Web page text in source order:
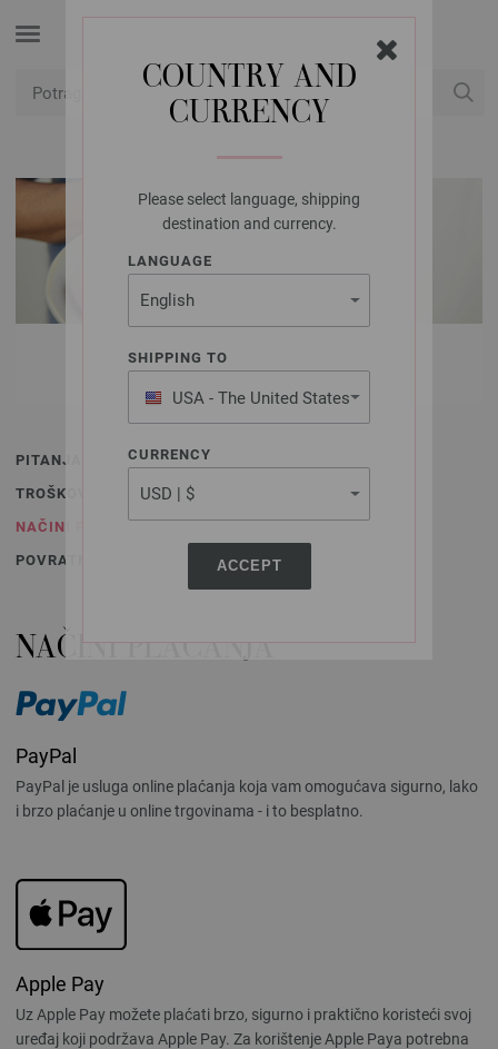
COUNTRY AND
CURRENCY
Please select language, shipping
destination and currency.
LANGUAGE
SHIPPING TO
USA - The United States
of America
CURRENCY
ACCEPT
NAČINI PLAĆANJA
PITANJA I ODGOVORI
TROŠKOVI ISPORUKE
NAČINI PLAĆANJA
POVRATNE POŠILJKE
NAČINI PLAĆANJA
PayPal
PayPal je usluga online plaćanja koja vam omogućava sigurno, lako
i brzo plaćanje u online trgovinama - i to besplatno.
Apple Pay
Uz Apple Pay možete plaćati brzo, sigurno i praktično koristeći svoj
uređaj koji podržava Apple Pay. Za korištenje Apple Paya potrebna